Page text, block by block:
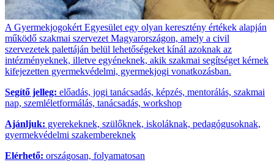
A Gyermekjogokért Egyesület egy olyan keresztény értékek alapján
működő szakmai szervezet Magyarországon, amely a civil
szervezetek palettáján belül lehetőségeket kínál azoknak az
intézményeknek, illetve egyéneknek, akik szakmai segítséget kérnek
kifejezetten gyermekvédelmi, gyermekjogi vonatkozásban.
Segítő jelleg: előadás, jogi tanácsadás, képzés, mentorálás, szakmai
nap, szemléletformálás, tanácsadás, workshop
Ajánljuk: gyerekeknek, szülőknek, iskoláknak, pedagógusoknak,
gyermekvédelmi szakembereknek
Elérhető: országosan, folyamatosan